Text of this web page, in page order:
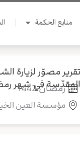
منابع الحكمة
تقرير مصوّر لزيارة
المقدّسة في شهر رمضان
رمضان 1442
مؤسسة العين